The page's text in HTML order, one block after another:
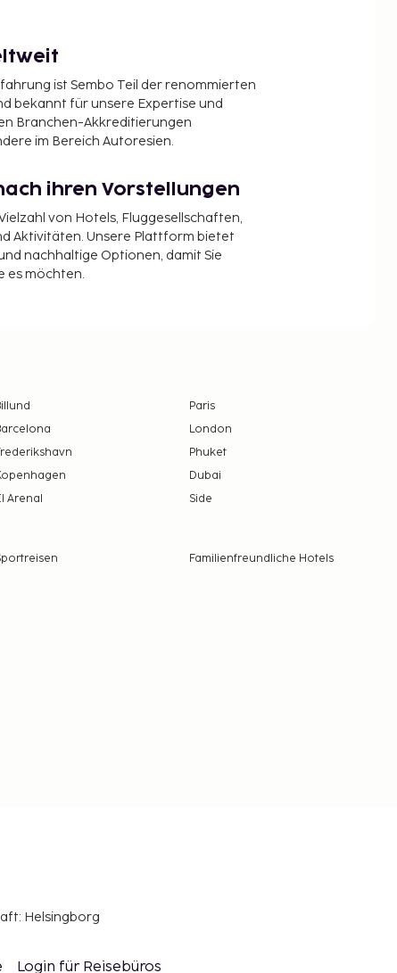
ist Sembo Teil der renommierten
bekannt für unsere Expertise und
Branchen-Akkreditierungen
im Bereich Autoresien.
ihren Vorstellungen
von Hotels, Fluggesellschaften,
Aktivitäten. Unsere Plattform bietet
nachhaltige Optionen, damit Sie
es möchten.
Paris
London
Phuket
Dubai
Arenal Side
Familienfreundliche Hotels
Helsingborg
Login für Reisebüros